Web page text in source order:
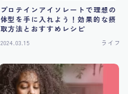
プロテインアイソレートで理想の
体型を手に入れよう！効果的な摂
取方法とおすすめレシピ
2024.03.15 ライフ